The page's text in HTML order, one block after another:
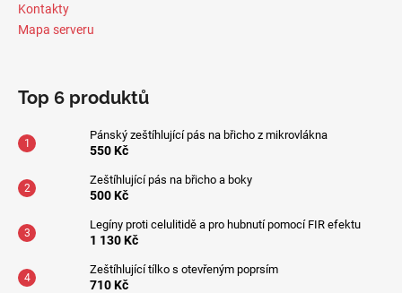
Kontakty
Mapa serveru
Top 6 produktů
Pánský zeštíhlující pás na břicho z mikrovlákna
550 Kč
Zeštíhlující pás na břicho a boky
500 Kč
Legíny proti celulitidě a pro hubnutí pomocí FIR efektu
1 130 Kč
Zeštíhlující tílko s otevřeným poprsím
710 Kč